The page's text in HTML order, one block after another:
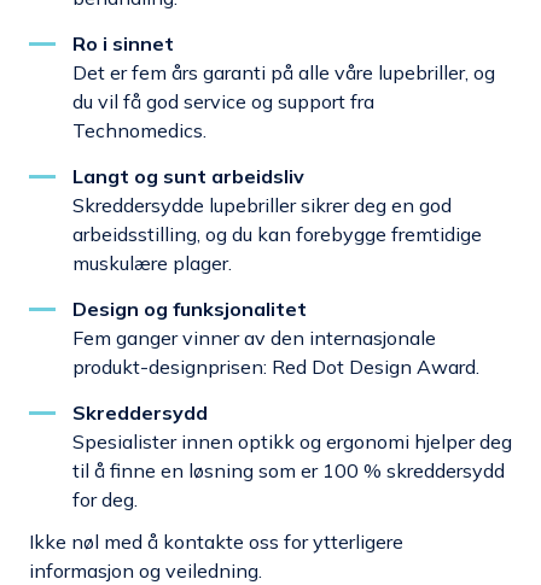
Ro i sinnet
Det er fem års garanti på alle våre lupebriller, og
du vil få god service og support fra
Technomedics.
Langt og sunt arbeidsliv
Skreddersydde lupebriller sikrer deg en god
arbeidsstilling, og du kan forebygge fremtidige
muskulære plager.
Design og funksjonalitet
Fem ganger vinner av den internasjonale
produkt-designprisen: Red Dot Design Award.
Skreddersydd
Spesialister innen optikk og ergonomi hjelper deg
til å finne en løsning som er 100 % skreddersydd
for deg.
Ikke nøl med å kontakte oss for ytterligere
informasjon og veiledning.